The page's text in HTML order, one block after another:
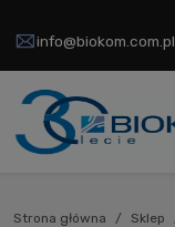
info@biokom.com.pl
Strona główna Sklep